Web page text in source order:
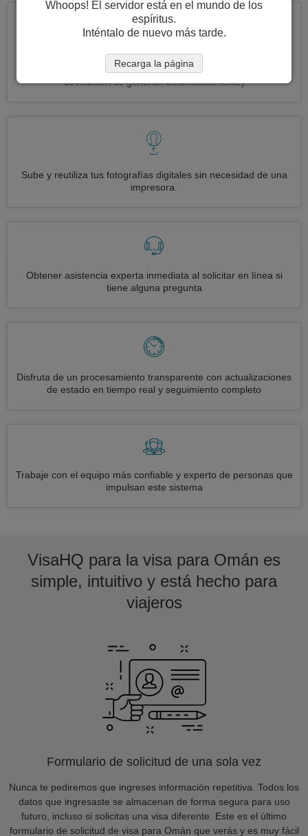
Reduce your solicitud de visa Omán a3 simples pasos:
imprimir, firmar y enviar (Las etiquetas de envío de entrada y
devolución se generan automáticamente)
Sube y reutiliza tus fotografías digitales sin necesidad de una
impresora.
Obtener asistencia experta inmediata al solicitar en línea si
tiene alguna pregunta
Disfruta de un procesamiento transparente con actualizaciones
de estado en tiempo real y seguimiento completo
Trabaje con el equipo más confiable y experto de personas que
impulsan este sistema
VisaHQ para la visa para Omán es
simple, intuitivo y está hecho para
viajeros
Formulario de solicitud de una sola vez
Nunca te pediremos que ingreses información repetitiva. Todos los
datos que ingresaste se almacenan de forma segura para uso
futuro, incluso si solicitas una visa diferente. Este es el último
formulario de solicitud de visa para Omán que verás y es muy fácil
Whoops! El servidor está en el mundo de los
espíritus.
Inténtalo de nuevo más tarde.
Recarga la página